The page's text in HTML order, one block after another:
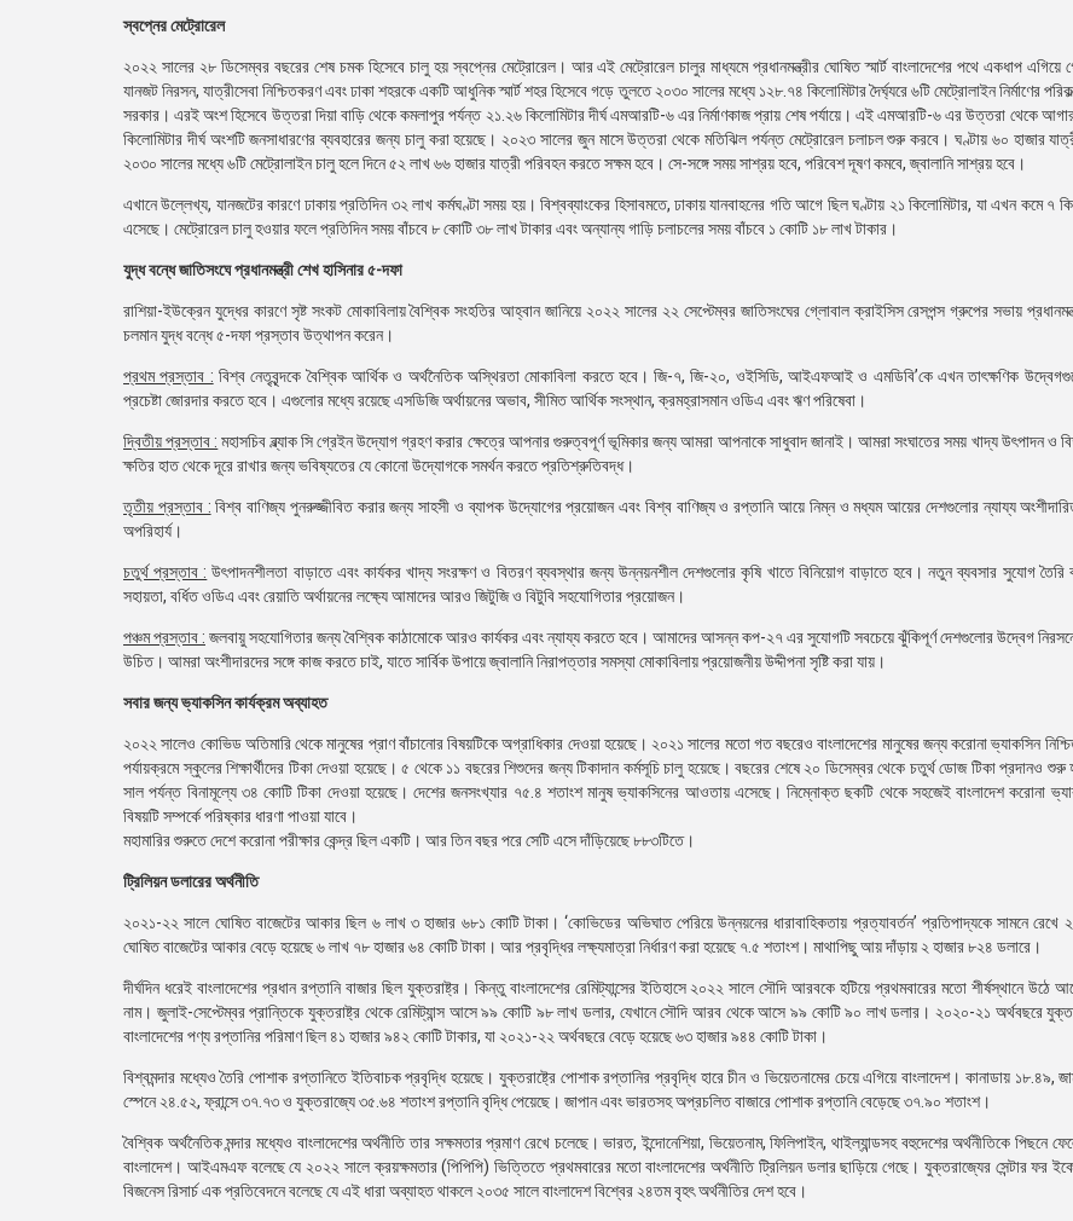
স্বপ্নের মেট্রোরেল
২০২২ সালের ২৮ ডিসেম্বর বছরের শেষ চমক হিসেবে চালু হয় স্বপ্নের মেট্রোরেল। আর এই মেট্রোরেল চালুর মাধ্যমে প্রধানমন্ত্রীর ঘোষিত স্মার্ট বাংলাদেশের পথে একধাপ এগিয়ে
যানজট নিরসন, যাত্রীসেবা নিশ্চিতকরণ এবং ঢাকা শহরকে একটি আধুনিক স্মার্ট শহর হিসেবে গড়ে তুলতে ২০৩০ সালের মধ্যে ১২৮.৭৪ কিলোমিটার দৈর্ঘ্যরে ৬টি মেট্রোলাইন নির্মাণের
সরকার। এরই অংশ হিসেবে উত্তরা দিয়া বাড়ি থেকে কমলাপুর পর্যন্ত ২১.২৬ কিলোমিটার দীর্ঘ এমআরটি-৬ এর নির্মাণকাজ প্রায় শেষ পর্যায়ে। এই এমআরটি-৬ এর উত্তরা থেকে
কিলোমিটার দীর্ঘ অংশটি জনসাধারণের ব্যবহারের জন্য চালু করা হয়েছে। ২০২৩ সালের জুন মাসে উত্তরা থেকে মতিঝিল পর্যন্ত মেট্রোরেল চলাচল শুরু করবে। ঘণ্টায় ৬০ হাজার
২০৩০ সালের মধ্যে ৬টি মেট্রোলাইন চালু হলে দিনে ৫২ লাখ ৬৬ হাজার যাত্রী পরিবহন করতে সক্ষম হবে। সে-সঙ্গে সময় সাশ্রয় হবে, পরিবেশ দূষণ কমবে, জ্বালানি সাশ্রয় হবে।
এখানে উল্লেখ্য, যানজটের কারণে ঢাকায় প্রতিদিন ৩২ লাখ কর্মঘণ্টা সময় হয়। বিশ্বব্যাংকের হিসাবমতে, ঢাকায় যানবাহনের গতি আগে ছিল ঘণ্টায় ২১ কিলোমিটার, যা এখন কমে ৭
এসেছে। মেট্রোরেল চালু হওয়ার ফলে প্রতিদিন সময় বাঁচবে ৮ কোটি ৩৮ লাখ টাকার এবং অন্যান্য গাড়ি চলাচলের সময় বাঁচবে ১ কোটি ১৮ লাখ টাকার।
যুদ্ধ বন্ধে জাতিসংঘে প্রধানমন্ত্রী শেখ হাসিনার ৫-দফা
রাশিয়া-ইউক্রেন যুদ্ধের কারণে সৃষ্ট সংকট মোকাবিলায় বৈশ্বিক সংহতির আহ্বান জানিয়ে ২০২২ সালের ২২ সেপ্টেম্বর জাতিসংঘের গ্লোবাল ক্রাইসিস রেসপন্স গ্রুপের সভায়
চলমান যুদ্ধ বন্ধে ৫-দফা প্রস্তাব উত্থাপন করেন।
প্রথম প্রস্তাব : বিশ্ব নেতৃবৃন্দকে বৈশ্বিক আর্থিক ও অর্থনৈতিক অস্থিরতা মোকাবিলা করতে হবে। জি-৭, জি-২০, ওইসিডি, আইএফআই ও এমডিবি’কে এখন তাৎক্ষণিক
প্রচেষ্টা জোরদার করতে হবে। এগুলোর মধ্যে রয়েছে এসডিজি অর্থায়নের অভাব, সীমিত আর্থিক সংস্থান, ক্রমহ্রাসমান ওডিএ এবং ঋণ পরিষেবা।
দ্বিতীয় প্রস্তাব : মহাসচিব ব্ল্যাক সি গ্রেইন উদ্যোগ গ্রহণ করার ক্ষেত্রে আপনার গুরুত্বপূর্ণ ভূমিকার জন্য আমরা আপনাকে সাধুবাদ জানাই। আমরা সংঘাতের সময় খাদ্য উৎপাদন ও
ক্ষতির হাত থেকে দূরে রাখার জন্য ভবিষ্যতের যে কোনো উদ্যোগকে সমর্থন করতে প্রতিশ্রুতিবদ্ধ।
তৃতীয় প্রস্তাব : বিশ্ব বাণিজ্য পুনরুজ্জীবিত করার জন্য সাহসী ও ব্যাপক উদ্যোগের প্রয়োজন এবং বিশ্ব বাণিজ্য ও রপ্তানি আয়ে নিম্ন ও মধ্যম আয়ের দেশগুলোর ন্যায্য
অপরিহার্য।
চতুর্থ প্রস্তাব : উৎপাদনশীলতা বাড়াতে এবং কার্যকর খাদ্য সংরক্ষণ ও বিতরণ ব্যবস্থার জন্য উন্নয়নশীল দেশগুলোর কৃষি খাতে বিনিয়োগ বাড়াতে হবে। নতুন ব্যবসার সুযোগ
সহায়তা, বর্ধিত ওডিএ এবং রেয়াতি অর্থায়নের লক্ষ্যে আমাদের আরও জিটুজি ও বিটুবি সহযোগিতার প্রয়োজন।
পঞ্চম প্রস্তাব : জলবায়ু সহযোগিতার জন্য বৈশ্বিক কাঠামোকে আরও কার্যকর এবং ন্যায্য করতে হবে। আমাদের আসন্ন কপ-২৭ এর সুযোগটি সবচেয়ে ঝুঁকিপূর্ণ দেশগুলোর উদ্বেগ
উচিত। আমরা অংশীদারদের সঙ্গে কাজ করতে চাই, যাতে সার্বিক উপায়ে জ্বালানি নিরাপত্তার সমস্যা মোকাবিলায় প্রয়োজনীয় উদ্দীপনা সৃষ্টি করা যায়।
সবার জন্য ভ্যাকসিন কার্যক্রম অব্যাহত
২০২২ সালেও কোভিড অতিমারি থেকে মানুষের প্রাণ বাঁচানোর বিষয়টিকে অগ্রাধিকার দেওয়া হয়েছে। ২০২১ সালের মতো গত বছরেও বাংলাদেশের মানুষের জন্য করোনা ভ্যাকসিন
পর্যায়ক্রমে স্কুলের শিক্ষার্থীদের টিকা দেওয়া হয়েছে। ৫ থেকে ১১ বছরের শিশুদের জন্য টিকাদান কর্মসূচি চালু হয়েছে। বছরের শেষে ২০ ডিসেম্বর থেকে চতুর্থ ডোজ টিকা প্রদানও
সাল পর্যন্ত বিনামূল্যে ৩৪ কোটি টিকা দেওয়া হয়েছে। দেশের জনসংখ্যার ৭৫.৪ শতাংশ মানুষ ভ্যাকসিনের আওতায় এসেছে। নিম্নোক্ত ছকটি থেকে সহজেই বাংলাদেশ করোনা
বিষয়টি সম্পর্কে পরিষ্কার ধারণা পাওয়া যাবে।
মহামারির শুরুতে দেশে করোনা পরীক্ষার কেন্দ্র ছিল একটি। আর তিন বছর পরে সেটি এসে দাঁড়িয়েছে ৮৮৩টিতে।
ট্রিলিয়ন ডলারের অর্থনীতি
২০২১-২২ সালে ঘোষিত বাজেটের আকার ছিল ৬ লাখ ৩ হাজার ৬৮১ কোটি টাকা। ‘কোভিডের অভিঘাত পেরিয়ে উন্নয়নের ধারাবাহিকতায় প্রত্যাবর্তন’ প্রতিপাদ্যকে সামনে রেখে
ঘোষিত বাজেটের আকার বেড়ে হয়েছে ৬ লাখ ৭৮ হাজার ৬৪ কোটি টাকা। আর প্রবৃদ্ধির লক্ষ্যমাত্রা নির্ধারণ করা হয়েছে ৭.৫ শতাংশ। মাথাপিছু আয় দাঁড়ায় ২ হাজার ৮২৪ ডলারে।
দীর্ঘদিন ধরেই বাংলাদেশের প্রধান রপ্তানি বাজার ছিল যুক্তরাষ্ট্র। কিন্তু বাংলাদেশের রেমিট্যান্সের ইতিহাসে ২০২২ সালে সৌদি আরবকে হটিয়ে প্রথমবারের মতো শীর্ষস্থানে উঠে
নাম। জুলাই-সেপ্টেম্বর প্রান্তিকে যুক্তরাষ্ট্র থেকে রেমিট্যান্স আসে ৯৯ কোটি ৯৮ লাখ ডলার, যেখানে সৌদি আরব থেকে আসে ৯৯ কোটি ৯০ লাখ ডলার। ২০২০-২১ অর্থবছরে
বাংলাদেশের পণ্য রপ্তানির পরিমাণ ছিল ৪১ হাজার ৯৪২ কোটি টাকার, যা ২০২১-২২ অর্থবছরে বেড়ে হয়েছে ৬৩ হাজার ৯৪৪ কোটি টাকা।
বিশ্বমন্দার মধ্যেও তৈরি পোশাক রপ্তানিতে ইতিবাচক প্রবৃদ্ধি হয়েছে। যুক্তরাষ্ট্রে পোশাক রপ্তানির প্রবৃদ্ধি হারে চীন ও ভিয়েতনামের চেয়ে এগিয়ে বাংলাদেশ। কানাডায় ১৮.৪৯,
স্পেনে ২৪.৫২, ফ্রান্সে ৩৭.৭৩ ও যুক্তরাজ্যে ৩৫.৬৪ শতাংশ রপ্তানি বৃদ্ধি পেয়েছে। জাপান এবং ভারতসহ অপ্রচলিত বাজারে পোশাক রপ্তানি বেড়েছে ৩৭.৯০ শতাংশ।
বৈশ্বিক অর্থনৈতিক মন্দার মধ্যেও বাংলাদেশের অর্থনীতি তার সক্ষমতার প্রমাণ রেখে চলেছে। ভারত, ইন্দোনেশিয়া, ভিয়েতনাম, ফিলিপাইন, থাইল্যান্ডসহ বহুদেশের অর্থনীতিকে পিছনে
বাংলাদেশ। আইএমএফ বলেছে যে ২০২২ সালে ক্রয়ক্ষমতার (পিপিপি) ভিত্তিতে প্রথমবারের মতো বাংলাদেশের অর্থনীতি ট্রিলিয়ন ডলার ছাড়িয়ে গেছে। যুক্তরাজ্যের সেন্টার ফর
বিজনেস রিসার্চ এক প্রতিবেদনে বলেছে যে এই ধারা অব্যাহত থাকলে ২০৩৫ সালে বাংলাদেশ বিশ্বের ২৪তম বৃহৎ অর্থনীতির দেশ হবে।